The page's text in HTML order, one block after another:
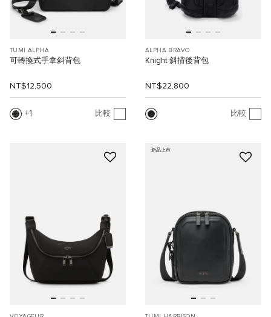
TUMI ALPHA
可轉換式手拿斜背包
NT$12,500
1 比較
ALPHA BRAVO
Knight 斜揹後背包
NT$22,800
比較
新品上市